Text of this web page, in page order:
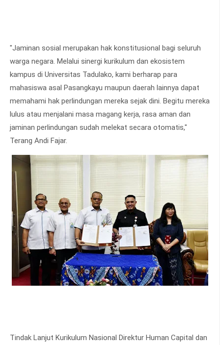
"Jaminan sosial merupakan hak konstitusional bagi seluruh
warga negara. Melalui sinergi kurikulum dan ekosistem
kampus di Universitas Tadulako, kami berharap para
mahasiswa asal Pasangkayu maupun daerah lainnya dapat
memahami hak perlindungan mereka sejak dini. Begitu mereka
lulus atau menjalani masa magang kerja, rasa aman dan
jaminan perlindungan sudah melekat secara otomatis,"
Terang Andi Fajar.
Tindak Lanjut Kurikulum Nasional Direktur Human Capital dan